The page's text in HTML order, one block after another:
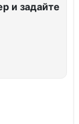
и задайте